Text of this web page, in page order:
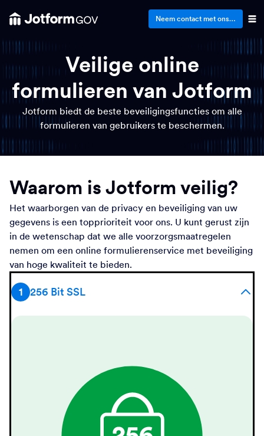
Neem contact met ons op
Veilige online
formulieren van Jotform
Jotform biedt de beste beveiligingsfuncties om alle
formulieren van gebruikers te beschermen.
Waarom is Jotform veilig?
Het waarborgen van de privacy en beveiliging van uw
gegevens is een topprioriteit voor ons. U kunt gerust zijn
in de wetenschap dat we alle voorzorgsmaatregelen
nemen om een online formulierenservice met beveiliging
van hoge kwaliteit te bieden.
1 256 Bit SSL